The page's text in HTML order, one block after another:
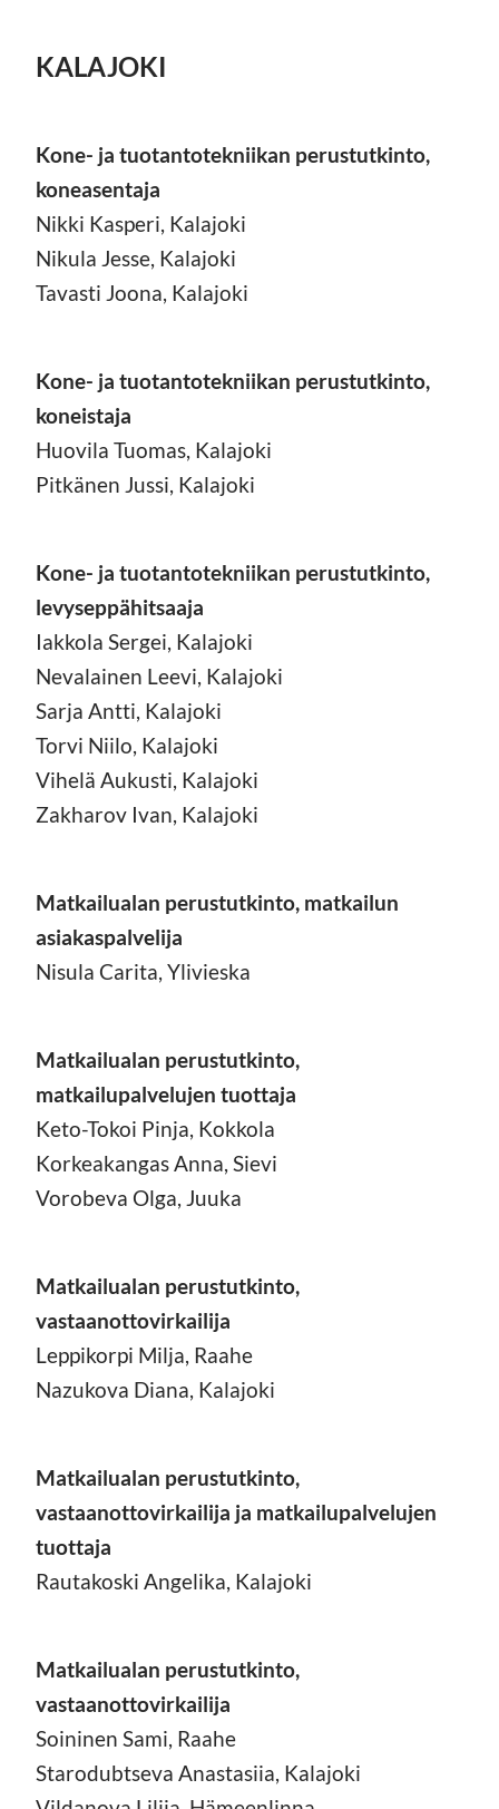
KALAJOKI
Kone- ja tuotantotekniikan perustutkinto,
koneasentaja
Nikki Kasperi, Kalajoki
Nikula Jesse, Kalajoki
Tavasti Joona, Kalajoki
Kone- ja tuotantotekniikan perustutkinto,
koneistaja
Huovila Tuomas, Kalajoki
Pitkänen Jussi, Kalajoki
Kone- ja tuotantotekniikan perustutkinto,
levyseppähitsaaja
Iakkola Sergei, Kalajoki
Nevalainen Leevi, Kalajoki
Sarja Antti, Kalajoki
Torvi Niilo, Kalajoki
Vihelä Aukusti, Kalajoki
Zakharov Ivan, Kalajoki
Matkailualan perustutkinto, matkailun
asiakaspalvelija
Nisula Carita, Ylivieska
Matkailualan perustutkinto,
matkailupalvelujen tuottaja
Keto-Tokoi Pinja, Kokkola
Korkeakangas Anna, Sievi
Vorobeva Olga, Juuka
Matkailualan perustutkinto,
vastaanottovirkailija
Leppikorpi Milja, Raahe
Nazukova Diana, Kalajoki
Matkailualan perustutkinto,
vastaanottovirkailija ja matkailupalvelujen
tuottaja
Rautakoski Angelika, Kalajoki
Matkailualan perustutkinto,
vastaanottovirkailija
Soininen Sami, Raahe
Starodubtseva Anastasiia, Kalajoki